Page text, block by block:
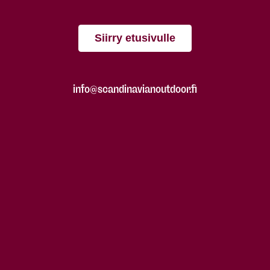
Siirry etusivulle
info@scandinavianoutdoor.fi